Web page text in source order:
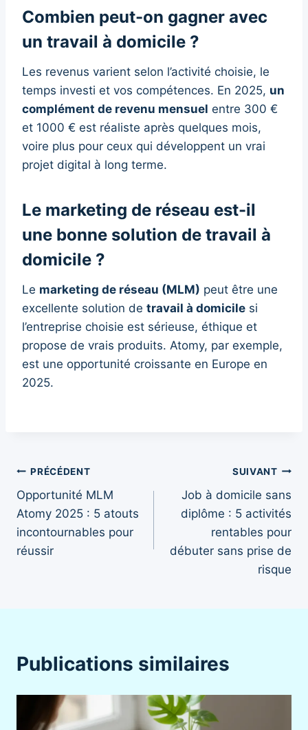
Combien peut-on gagner avec
un travail à domicile ?
Les revenus varient selon l’activité choisie, le
temps investi et vos compétences. En 2025, un
complément de revenu mensuel entre 300 €
et 1000 € est réaliste après quelques mois,
voire plus pour ceux qui développent un vrai
projet digital à long terme.
Le marketing de réseau est-il
une bonne solution de travail à
domicile ?
Le marketing de réseau (MLM) peut être une
excellente solution de travail à domicile si
l’entreprise choisie est sérieuse, éthique et
propose de vrais produits. Atomy, par exemple,
est une opportunité croissante en Europe en
2025.
Navigation
de
l’article
PRÉCÉDENT
Opportunité MLM
Atomy 2025 : 5 atouts
incontournables pour
réussir
SUIVANT
Job à domicile sans
diplôme : 5 activités
rentables pour
débuter sans prise de
risque
Publications similaires